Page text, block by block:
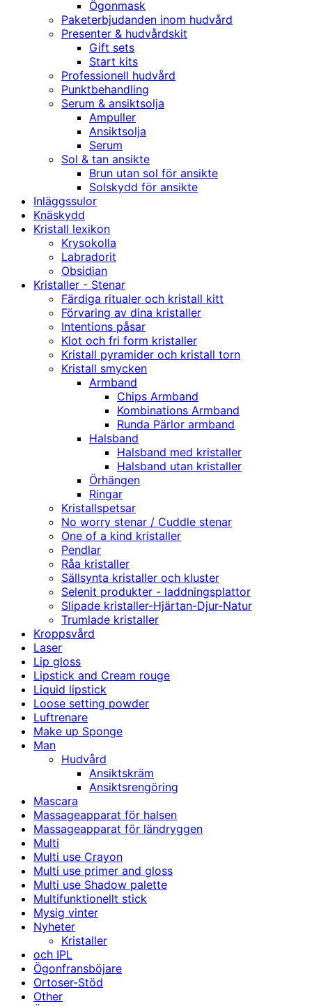
Ögonmask
Paketerbjudanden inom hudvård
Presenter & hudvårdskit
Gift sets
Start kits
Professionell hudvård
Punktbehandling
Serum & ansiktsolja
Ampuller
Ansiktsolja
Serum
Sol & tan ansikte
Brun utan sol för ansikte
Solskydd för ansikte
Inläggssulor
Knäskydd
Kristall lexikon
Krysokolla
Labradorit
Obsidian
Kristaller - Stenar
Färdiga ritualer och kristall kitt
Förvaring av dina kristaller
Intentions påsar
Klot och fri form kristaller
Kristall pyramider och kristall torn
Kristall smycken
Armband
Chips Armband
Kombinations Armband
Runda Pärlor armband
Halsband
Halsband med kristaller
Halsband utan kristaller
Örhängen
Ringar
Kristallspetsar
No worry stenar / Cuddle stenar
One of a kind kristaller
Pendlar
Råa kristaller
Sällsynta kristaller och kluster
Selenit produkter - laddningsplattor
Slipade kristaller-Hjärtan-Djur-Natur
Trumlade kristaller
Kroppsvård
Laser
Lip gloss
Lipstick and Cream rouge
Liquid lipstick
Loose setting powder
Luftrenare
Make up Sponge
Man
Hudvård
Ansiktskräm
Ansiktsrengöring
Mascara
Massageapparat för halsen
Massageapparat för ländryggen
Multi
Multi use Crayon
Multi use primer and gloss
Multi use Shadow palette
Multifunktionellt stick
Mysig vinter
Nyheter
Kristaller
och IPL
Ögonfransböjare
Ortoser-Stöd
Other